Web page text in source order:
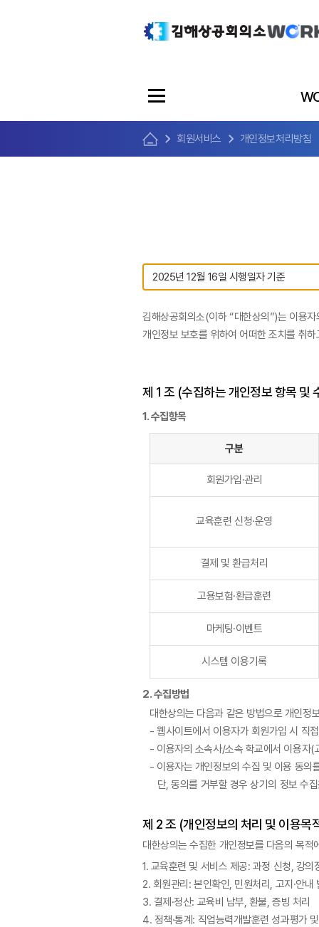
회원서비스 개인정보처리방침
김해상공회의소(이하 “대한상의”)는 이용
개인정보 보호를 위하여 어떠한 조치를 취
제 1 조 (수집하는 개인정보 항목 및
1. 수집항목
구분
회원가입·관리
교육훈련 신청·운영
결제 및 환급처리
고용보험·환급훈련
마케팅·이벤트
시스템 이용기록
2. 수집방법
대한상의는 다음과 같은 방법으로 개인정
- 웹사이트에서 이용자가 회원가입 시 직
- 이용자의 소속사/소속 학교에서 이용자
- 이용자는 개인정보의 수집 및 이용 동의
단, 동의를 거부할 경우 상기의 정보 수
제 2 조 (개인정보의 처리 및 이용목
대한상의는 수집한 개인정보를 다음의 목적
1. 교육훈련 및 서비스 제공: 과정 신청, 강
2. 회원관리: 본인확인, 민원처리, 고지·안내
3. 결제·정산: 교육비 납부, 환불, 증빙 처리
4. 정책·통계: 직업능력개발훈련 성과평가